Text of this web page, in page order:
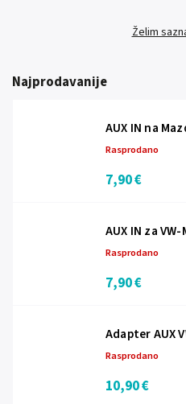
Želim
Najprodavanije
AUX IN na
Rasprodano
7,90 €
AUX IN za
Rasprodano
7,90 €
Adapter AUX
Rasprodano
10,90 €